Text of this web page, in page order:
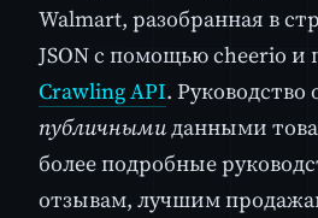
Walmart, разобранная в
JSON с помощью cheerio и
Crawling API. Руководство
публичнымиданными
более подробные
отзывам, лучшим